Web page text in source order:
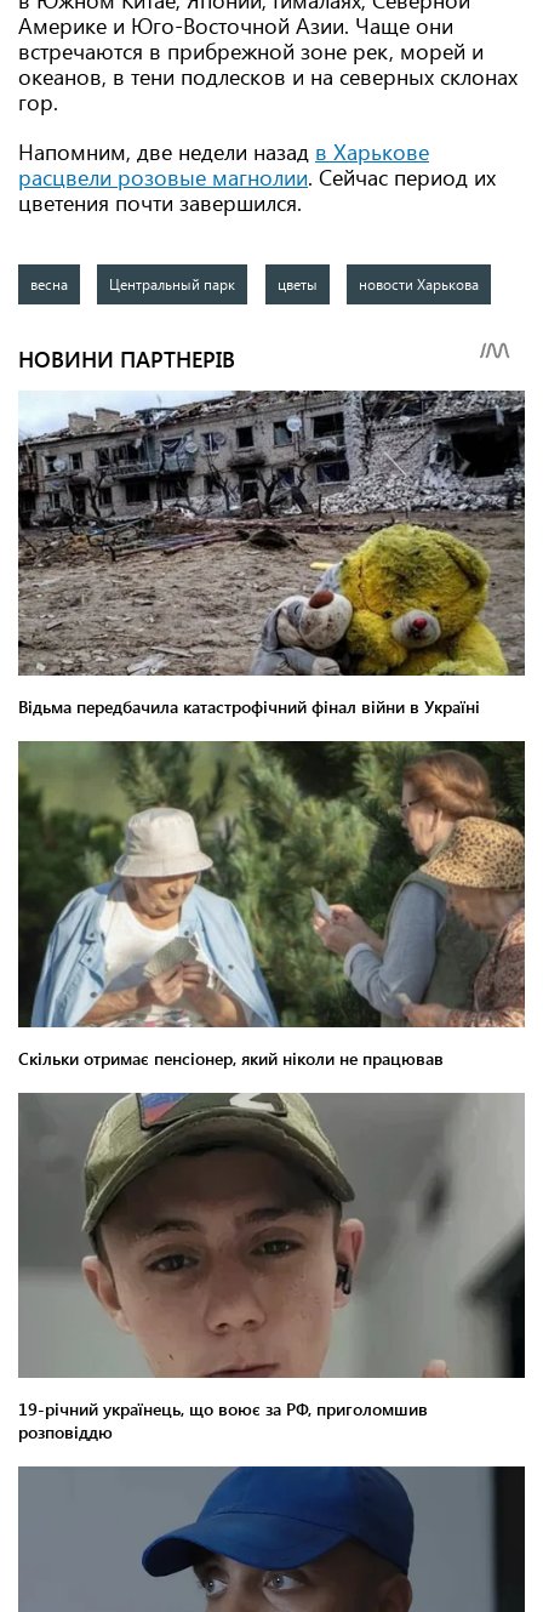
Америке и Юго-Восточной Азии. Чаще они
встречаются в прибрежной зоне рек, морей и
океанов, в тени подлесков и на северных склонах
гор.
Напомним, две недели назад в Харькове
расцвели розовые магнолии. Сейчас период их
цветения почти завершился.
весна Центральный парк цветы новости Харькова